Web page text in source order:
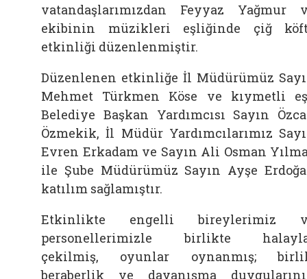
vatandaşlarımızdan Feyyaz Yağmur
ekibinin müzikleri eşliğinde çiğ
etkinliği düzenlenmiştir.
Düzenlenen etkinliğe İl Müdürümüz
Mehmet Türkmen Köse ve kıymetli
Belediye Başkan Yardımcısı Sayın
Özmekik, İl Müdür Yardımcılarımız
Evren Erkadam ve Sayın Ali Osman
ile Şube Müdürümüz Sayın Ayşe
katılım sağlamıştır.
Etkinlikte engelli bireylerimiz
personellerimizle birlikte
çekilmiş, oyunlar oynanmış;
beraberlik ve dayanışma